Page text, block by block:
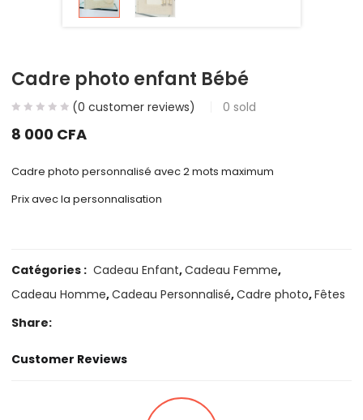
Cadre photo enfant Bébé
(0 customer reviews) 0 sold
8 000 CFA
Cadre photo personnalisé avec 2 mots maximum
Prix avec la personnalisation
Catégories : Cadeau Enfant,Cadeau Femme,
Cadeau Homme,Cadeau Personnalisé,Cadre photo,Fêtes
Share:
Customer Reviews